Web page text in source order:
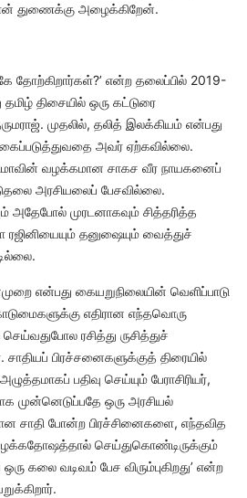
நான் துணைக்கு அழைக்கிறேன்.
தோற்கிறார்கள்?’ என்ற தலைப்பில் 2019-
திசையில் ஒரு கட்டுரை
தருமராஜ். முதலில், தலித் இலக்கியம் என்பது
அவர் ஏற்கவில்லை.
வழக்கமான சாகச வீர நாயகனைப்
அரசியலைப் பேசவில்லை.
அதேபோல் முரடனாகவும் சித்தரித்த
ரஜினியையும் தனுஷையும் வைத்துச்
என்பது கையறுநிலையின் வெளிப்பாடு
எதிரான எந்தவொரு
ரசித்து ருசித்துச்
சாதியப் பிரச்சனைகளுக்குத் திரையில்
பதிவு செய்யும் பேராசிரியர்,
முன்னெடுப்பதே ஒரு அரசியல்
சாதி போன்ற பிரச்சினைகளை, எந்தவித
செய்துகொண்டிருக்கும்
கலை வடிவம் பேச விரும்புகிறது’ என்ற